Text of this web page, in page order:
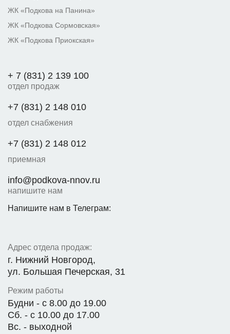
ЖК «Подкова на Панина»
ЖК «Подкова Сормовская»
ЖК «Подкова Приокская»
+ 7 (831) 2 139 100
отдел продаж
+7 (831) 2 148 010
отдел снабжения
+7 (831) 2 148 012
приемная
info@podkova-nnov.ru
напишите нам
Напишите нам в Телеграм:
Адрес отдела продаж:
г. Нижний Новгород,
ул. Большая Печерская, 31
Режим работы
Будни - с 8.00 до 19.00
Сб. - с 10.00 до 17.00
Вс. - выходной